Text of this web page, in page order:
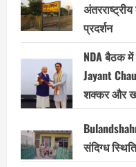
प्रदर्शन
NDA बैठक
Jayant
शक्कर और
संदिग्ध